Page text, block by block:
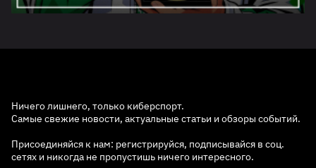
Ничего лишнего, только киберспорт.
Самые свежие новости, актуальные статьи и обзоры событий.
Присоединяйся к нам: регистрируйся, подписывайся в соц.
сетях и никогда не пропустишь ничего интересного.